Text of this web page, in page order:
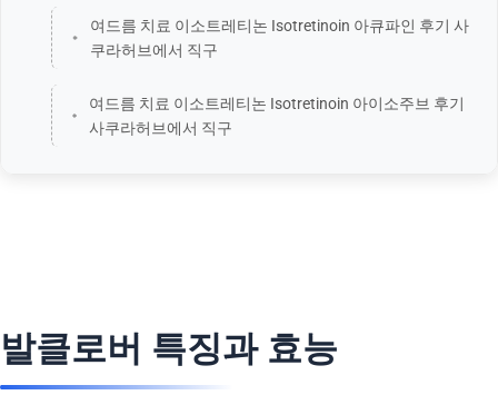
여드름 치료 이소트레티논 Isotretinoin 아큐파인 후기 사
쿠라허브에서 직구
여드름 치료 이소트레티논 Isotretinoin 아이소주브 후기
사쿠라허브에서 직구
발클로버 특징과 효능